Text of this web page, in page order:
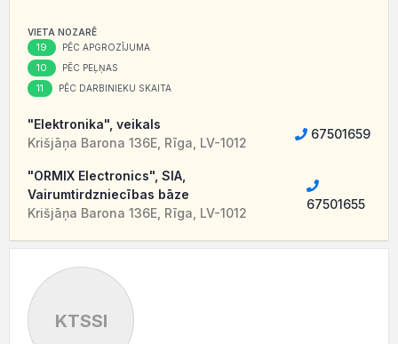
VIETA NOZARĒ
19 PĒC APGROZĪJUMA
10 PĒC PEĻŅAS
11 PĒC DARBINIEKU SKAITA
"Elektronika", veikals
Krišjāņa Barona 136E, Rīga, LV-1012
67501659
"ORMIX Electronics", SIA,
Vairumtirdzniecības bāze
Krišjāņa Barona 136E, Rīga, LV-1012
67501655
KTSSI